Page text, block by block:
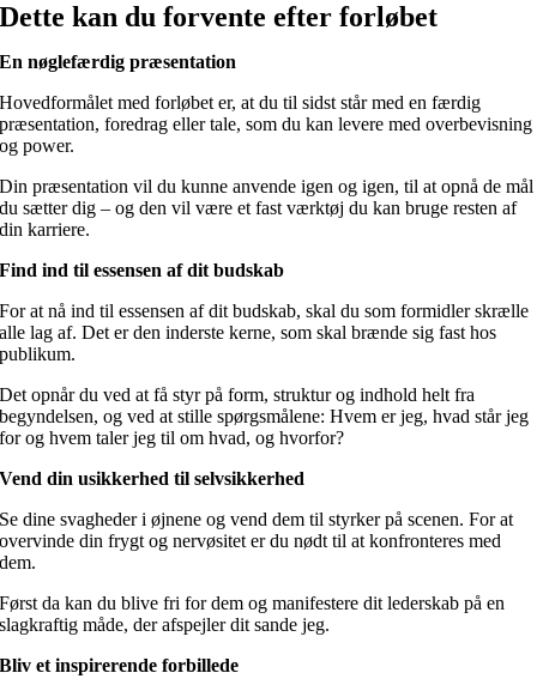
Dette kan du forvente efter forløbet
En nøglefærdig præsentation
Hovedformålet med forløbet er, at du til sidst står med en færdig
præsentation, foredrag eller tale, som du kan levere med overbevisning
og power.
Din præsentation vil du kunne anvende igen og igen, til at opnå de mål
du sætter dig – og den vil være et fast værktøj du kan bruge resten af
din karriere.
Find ind til essensen af dit budskab
For at nå ind til essensen af dit budskab, skal du som formidler skrælle
alle lag af. Det er den inderste kerne, som skal brænde sig fast hos
publikum.
Det opnår du ved at få styr på form, struktur og indhold helt fra
begyndelsen, og ved at stille spørgsmålene: Hvem er jeg, hvad står jeg
for og hvem taler jeg til om hvad, og hvorfor?
Vend din usikkerhed til selvsikkerhed
Se dine svagheder i øjnene og vend dem til styrker på scenen. For at
overvinde din frygt og nervøsitet er du nødt til at konfronteres med
dem.
Først da kan du blive fri for dem og manifestere dit lederskab på en
slagkraftig måde, der afspejler dit sande jeg.
Bliv et inspirerende forbillede